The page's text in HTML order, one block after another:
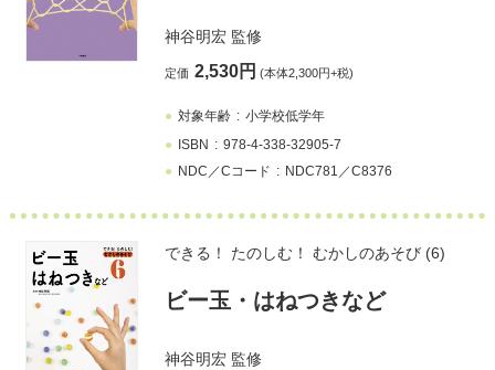
神谷明宏監修
定価 2,530円 (本体2,300円+税)
対象年齢
小学校低学年
ISBN
978-4-338-32905-7
NDC／Cコード
NDC781／C8376
できる！ たのしむ！ むかしのあそび (6)
ビー玉・はねつきなど
神谷明宏監修